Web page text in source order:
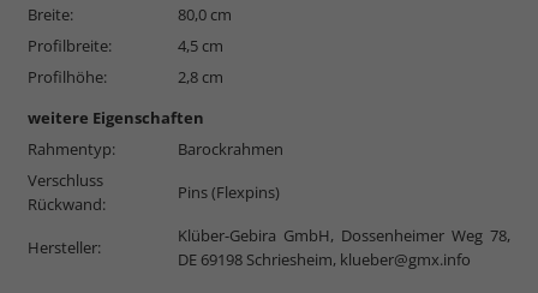
Breite:
80,0 cm
Profilbreite:
4,5 cm
Profilhöhe:
2,8 cm
weitere Eigenschaften
Rahmentyp:
Barockrahmen
Verschluss
Rückwand:
Pins (Flexpins)
Hersteller:
Klüber-Gebira GmbH, Dossenheimer Weg 78,
DE 69198 Schriesheim, klueber@gmx.info